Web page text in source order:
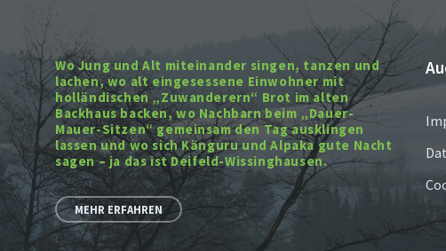
Wo Jung und Alt miteinander singen, tanzen und
lachen, wo alt eingesessene Einwohner mit
holländischen „Zuwanderern“ Brot im alten
Backhaus backen, wo Nachbarn beim „Dauer-
Mauer-Sitzen“ gemeinsam den Tag ausklingen
lassen und wo sich Känguru und Alpaka gute Nacht
sagen – ja das ist Deifeld-Wissinghausen.
MEHR ERFAHREN